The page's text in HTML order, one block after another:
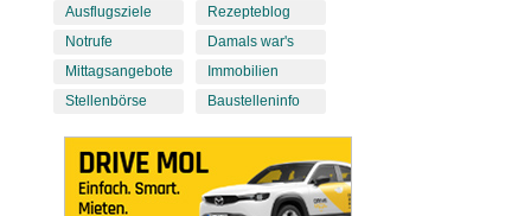
Ausflugsziele
Notrufe
Mittagsangebote
Stellenbörse
Rezepteblog
Damals war's
Immobilien
Baustelleninfo